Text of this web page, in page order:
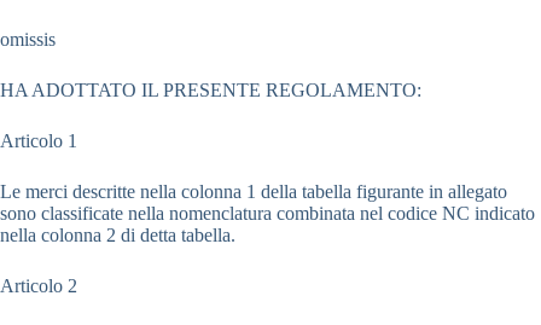
omissis
HA ADOTTATO IL PRESENTE REGOLAMENTO:
Articolo 1
Le merci descritte nella colonna 1 della tabella figurante in allegato
sono classificate nella nomenclatura combinata nel codice NC indicato
nella colonna 2 di detta tabella.
Articolo 2